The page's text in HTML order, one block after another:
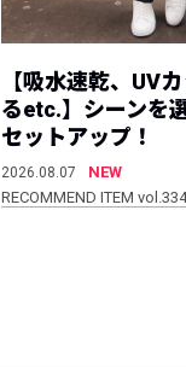
【吸水速乾、UV
るetc.】シーンを
セットアップ！
2026.08.07
NEW
RECOMMEND ITEM vol.334